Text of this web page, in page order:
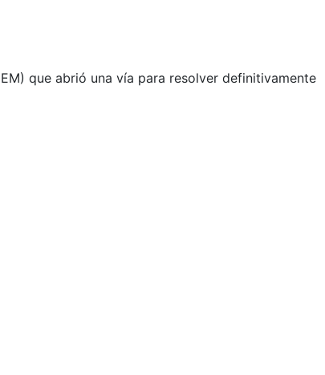
que abrió una vía para resolver definitivamente